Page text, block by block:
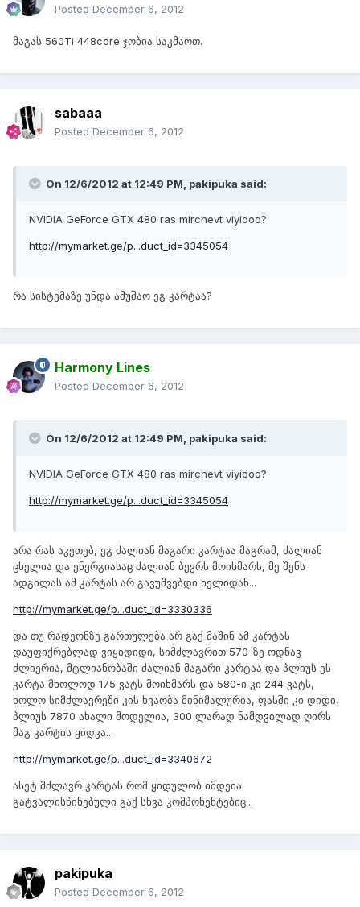
Posted December 6, 2012
მაგას 560Ti 448core ჯობია საკმაოთ.
sabaaa
Posted December 6, 2012
On 12/6/2012 at 12:49 PM, pakipuka said:
NVIDIA GeForce GTX 480 ras mirchevt viyidoo?
http://mymarket.ge/p...duct_id=3345054
რა სისტემაზე უნდა ამუშაო ეგ კარტაა?
Harmony Lines
Posted December 6, 2012
On 12/6/2012 at 12:49 PM, pakipuka said:
NVIDIA GeForce GTX 480 ras mirchevt viyidoo?
http://mymarket.ge/p...duct_id=3345054
არა რას აკეთებ, ეგ ძალიან მაგარი კარტაა მაგრამ, ძალიან
ცხელია და ენერგიასაც ძალიან ბევრს მოიხმარს, მე შენს
ადგილას ამ კარტას არ გავუშვებდი ხელიდან...
http://mymarket.ge/p...duct_id=3330336
და თუ რადეონზე გართულება არ გაქ მაშინ ამ კარტას
დაუფიქრებლად ვიყიდიდი, სიმძლავრით 570-ზე ოდნავ
ძლიერია, მტლიანობაში ძალიან მაგარი კარტაა და პლიუს ეს
კარტა მხოლოდ 175 ვატს მოიხმარს და 580-ი კი 244 ვატს,
ხოლო სიმძლავრეში კის ხვაობა მინიმალურია, ფასში კი დიდი,
პლიუს 7870 ახალი მოდელია, 300 ლარად ნამდვილად ღირს
მაგ კარტის ყიდვა...
http://mymarket.ge/p...duct_id=3340672
ასეტ მძლავრ კარტას რომ ყიდულობ იმდეია
გატვალისწინებული გაქ სხვა კომპონენტებიც...
pakipuka
Posted December 6, 2012